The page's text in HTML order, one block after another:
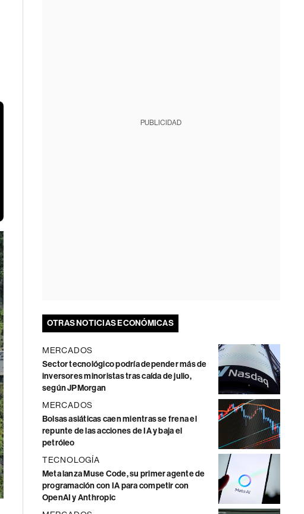
PUBLICIDAD
OTRAS NOTICIAS ECONÓMICAS
MERCADOS
Sector tecnológico podría depender más de
inversores minoristas tras caída de julio,
según JPMorgan
MERCADOS
Bolsas asiáticas caen mientras se frena el
repunte de las acciones de IA y baja el
petróleo
TECNOLOGÍA
Meta lanza Muse Code, su primer agente de
programación con IA para competir con
OpenAI y Anthropic